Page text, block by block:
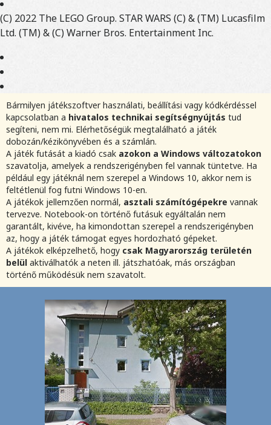
(C) 2022 The LEGO Group. STAR WARS (C) & (TM) Lucasfilm
Ltd. (TM) & (C) Warner Bros. Entertainment Inc.
Bármilyen játékszoftver használati, beállítási vagy kódkérdéssel
kapcsolatban a hivatalos technikai segítségnyújtás tud
segíteni, nem mi. Elérhetőségük megtalálható a játék
dobozán/kézikönyvében és a számlán.
A játék futását a kiadó csak azokon a Windows változatokon
szavatolja, amelyek a rendszerigényben fel vannak tüntetve. Ha
például egy játéknál nem szerepel a Windows 10, akkor nem is
feltétlenül fog futni Windows 10-en.
A játékok jellemzően normál, asztali számítógépekre vannak
tervezve. Notebook-on történő futásuk egyáltalán nem
garantált, kivéve, ha kimondottan szerepel a rendszerigényben
az, hogy a játék támogat egyes hordozható gépeket.
A játékok elképzelhető, hogy csak Magyarország területén
belül aktiválhatók a neten ill. játszhatóak, más országban
történő működésük nem szavatolt.